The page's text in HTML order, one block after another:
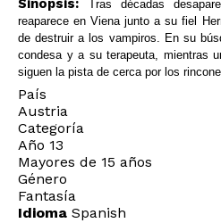
Sinopsis:
Tras décadas
reaparece en Viena junto a su fiel
de destruir a los vampiros. En su
condesa y a su terapeuta, mientras
siguen la pista de cerca por los
País
Austria
Categoría
Año 13
Mayores de 15 años
Género
Fantasía
Idioma Spanish